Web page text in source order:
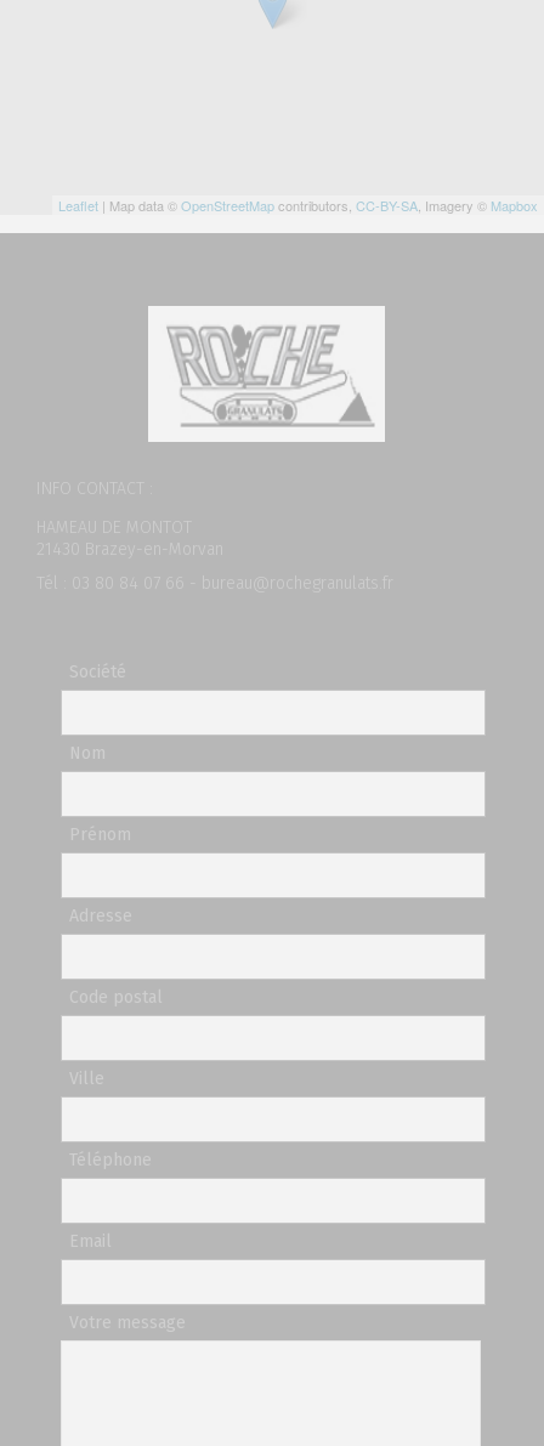
Leaflet | Map data ©OpenStreetMapcontributors, CC-BY-SA , Imagery © Mapbox
Société
Nom
Prénom
Adresse
Code postal
Ville
Téléphone
Email
Votre message